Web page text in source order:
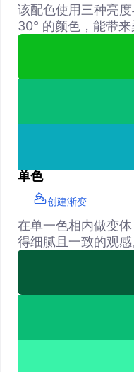
该配色使用三种亮
30° 的颜色，能带来
单色
创建渐变
在单一色相内做变
得细腻且一致的观感